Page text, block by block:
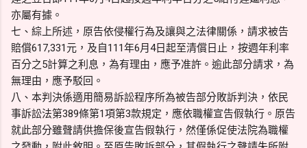
亦屬有據。
七、綜上所述，原告依侵權行為及讓與之法律關係，請求被告
賠償617,331元，及自111年6月4日起至清償日止，按週年利率
百分之5計算之利息，為有理由，應予准許。逾此部分請求，為
無理由，應予駁回。
八、本判決係適用簡易訴訟程序所為被告部分敗訴判決，依民
事訴訟法第389條第1項第3款規定，應依職權宣告假執行。原告
就此部分雖聲請供擔保後宣告假執行，然僅係促使法院為職權